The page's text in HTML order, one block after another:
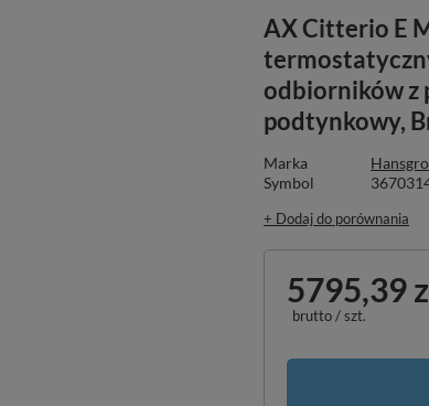
AX Citterio E
odbiorników z
podtynkowy,
Marka
Symbol
+ Dodaj do porównania
5795,39
brutto/szt.